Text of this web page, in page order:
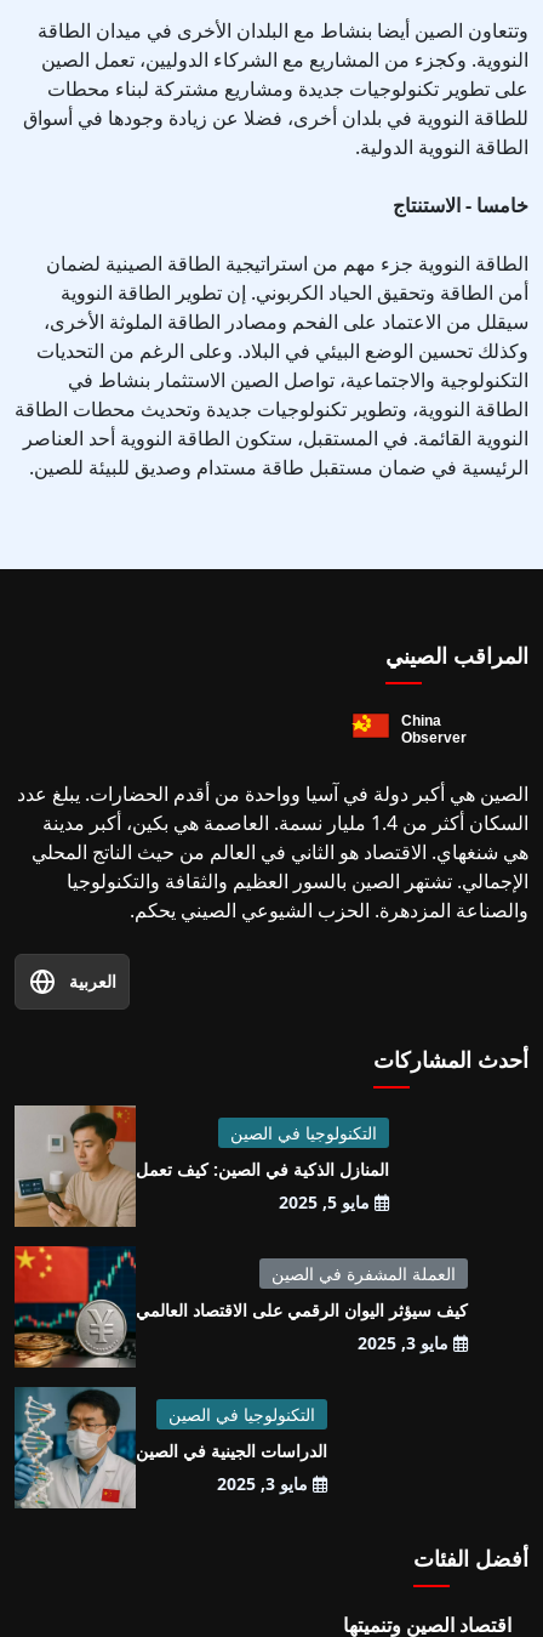
وتتعاون الصين أيضا بنشاط مع البلدان الأخرى في ميدان الطاقة
النووية. وكجزء من المشاريع مع الشركاء الدوليين، تعمل الصين
على تطوير تكنولوجيات جديدة ومشاريع مشتركة لبناء محطات
للطاقة النووية في بلدان أخرى، فضلا عن زيادة وجودها في أسواق
الطاقة النووية الدولية.
خامسا - الاستنتاج
الطاقة النووية جزء مهم من استراتيجية الطاقة الصينية لضمان
أمن الطاقة وتحقيق الحياد الكربوني. إن تطوير الطاقة النووية
سيقلل من الاعتماد على الفحم ومصادر الطاقة الملوثة الأخرى،
وكذلك تحسين الوضع البيئي في البلاد. وعلى الرغم من التحديات
التكنولوجية والاجتماعية، تواصل الصين الاستثمار بنشاط في
الطاقة النووية، وتطوير تكنولوجيات جديدة وتحديث محطات الطاقة
النووية القائمة. في المستقبل، ستكون الطاقة النووية أحد العناصر
الرئيسية في ضمان مستقبل طاقة مستدام وصديق للبيئة للصين.
المراقب الصيني
الصين هي أكبر دولة في آسيا وواحدة من أقدم الحضارات. يبلغ عدد
السكان أكثر من 1.4 مليار نسمة. العاصمة هي بكين، أكبر مدينة
هي شنغهاي. الاقتصاد هو الثاني في العالم من حيث الناتج المحلي
الإجمالي. تشتهر الصين بالسور العظيم والثقافة والتكنولوجيا
والصناعة المزدهرة. الحزب الشيوعي الصيني يحكم.
العربية
أحدث المشاركات
التكنولوجيا في الصين
المنازل الذكية في الصين: كيف تعمل
مايو 5, 2025
العملة المشفرة في الصين
كيف سيؤثر اليوان الرقمي على الاقتصاد العالمي
مايو 3, 2025
التكنولوجيا في الصين
الدراسات الجينية في الصين
مايو 3, 2025
أفضل الفئات
اقتصاد الصين وتنميتها